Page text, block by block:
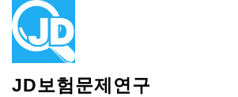
JD보험문제연구